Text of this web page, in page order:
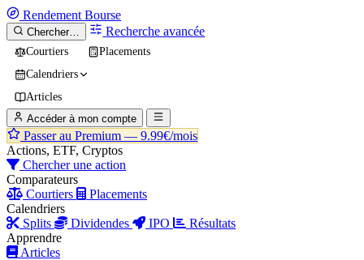
Rendement Bourse
Chercher… Recherche avancée
Courtiers
Placements
Calendriers
Articles
Accéder à mon compte
Passer au Premium — 9.99€/mois
Actions, ETF, Cryptos
Chercher une action
Comparateurs
Courtiers
Placements
Calendriers
Splits
Dividendes IPO
Résultats
Apprendre
Articles